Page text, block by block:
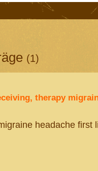
(1)
therapy
headache first